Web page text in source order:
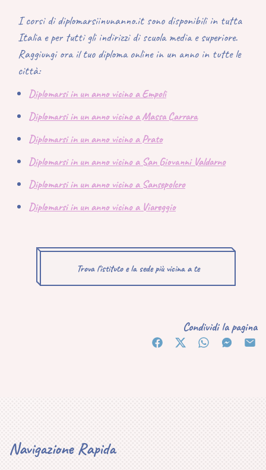
I corsi di diplomarsiinunanno.it sono disponibili in tutta
Italia e per tutti gli indirizzi di scuola media e superiore.
Raggiungi ora il tuo diploma online in un anno in tutte le
città:
Diplomarsi in un anno vicino a Empoli
Diplomarsi in un anno vicino a Massa Carrara
Diplomarsi in un anno vicino a Prato
Diplomarsi in un anno vicino a San Giovanni Valdarno
Diplomarsi in un anno vicino a Sansepolcro
Diplomarsi in un anno vicino a Viareggio
Trova l'istituto e la sede più vicina a te
Condividi la pagina
Navigazione Rapida